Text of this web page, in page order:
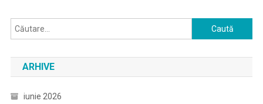
Caută
după:
ARHIVE
iunie 2026